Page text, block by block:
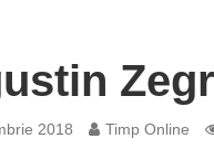
2018 Timp Online